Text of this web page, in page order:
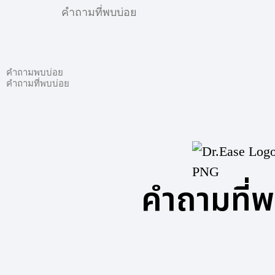
คำถามที่พบบ่อย
คำถามพบบ่อย
คำถามที่พบบ่อย
คำถามที่